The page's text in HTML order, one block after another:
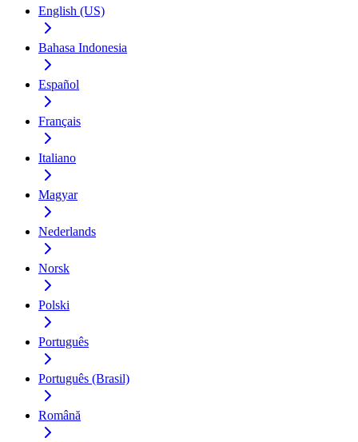
English (US)
Bahasa Indonesia
Español
Français
Italiano
Magyar
Nederlands
Norsk
Polski
Português
Português (Brasil)
Română